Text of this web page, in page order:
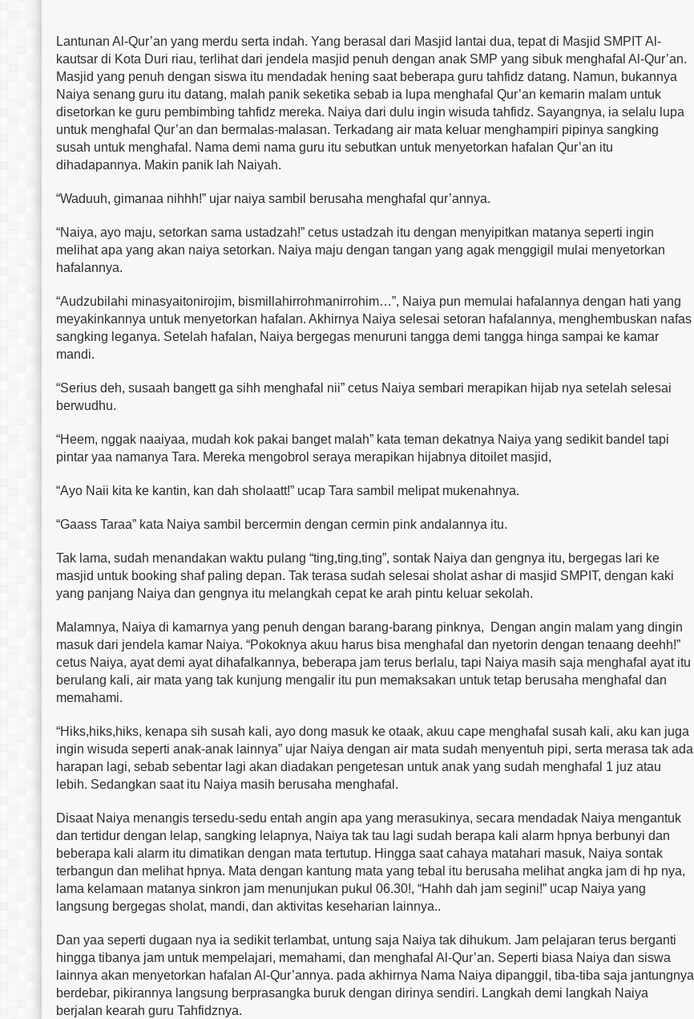
Lantunan Al-Qur’an yang merdu serta indah. Yang berasal dari Masjid lantai dua, tepat di Masjid SMPIT Al-
kautsar di Kota Duri riau, terlihat dari jendela masjid penuh dengan anak SMP yang sibuk menghafal Al-Qur’an.
Masjid yang penuh dengan siswa itu mendadak hening saat beberapa guru tahfidz datang. Namun, bukannya
Naiya senang guru itu datang, malah panik seketika sebab ia lupa menghafal Qur’an kemarin malam untuk
disetorkan ke guru pembimbing tahfidz mereka. Naiya dari dulu ingin wisuda tahfidz. Sayangnya, ia selalu lupa
untuk menghafal Qur’an dan bermalas-malasan. Terkadang air mata keluar menghampiri pipinya sangking
susah untuk menghafal. Nama demi nama guru itu sebutkan untuk menyetorkan hafalan Qur’an itu
dihadapannya. Makin panik lah Naiyah.
“Waduuh, gimanaa nihhh!” ujar naiya sambil berusaha menghafal qur’annya.
“Naiya, ayo maju, setorkan sama ustadzah!” cetus ustadzah itu dengan menyipitkan matanya seperti ingin
melihat apa yang akan naiya setorkan. Naiya maju dengan tangan yang agak menggigil mulai menyetorkan
hafalannya.
“Audzubilahi minasyaitonirojim, bismillahirrohmanirrohim…”, Naiya pun memulai hafalannya dengan hati yang
meyakinkannya untuk menyetorkan hafalan. Akhirnya Naiya selesai setoran hafalannya, menghembuskan nafas
sangking leganya. Setelah hafalan, Naiya bergegas menuruni tangga demi tangga hinga sampai ke kamar
mandi.
“Serius deh, susaah bangett ga sihh menghafal nii” cetus Naiya sembari merapikan hijab nya setelah selesai
berwudhu.
“Heem, nggak naaiyaa, mudah kok pakai banget malah” kata teman dekatnya Naiya yang sedikit bandel tapi
pintar yaa namanya Tara. Mereka mengobrol seraya merapikan hijabnya ditoilet masjid,
“Ayo Naii kita ke kantin, kan dah sholaatt!” ucap Tara sambil melipat mukenahnya.
“Gaass Taraa” kata Naiya sambil bercermin dengan cermin pink andalannya itu.
Tak lama, sudah menandakan waktu pulang “ting,ting,ting”, sontak Naiya dan gengnya itu, bergegas lari ke
masjid untuk booking shaf paling depan. Tak terasa sudah selesai sholat ashar di masjid SMPIT, dengan kaki
yang panjang Naiya dan gengnya itu melangkah cepat ke arah pintu keluar sekolah.
Malamnya, Naiya di kamarnya yang penuh dengan barang-barang pinknya, Dengan angin malam yang dingin
masuk dari jendela kamar Naiya. “Pokoknya akuu harus bisa menghafal dan nyetorin dengan tenaang deehh!”
cetus Naiya, ayat demi ayat dihafalkannya, beberapa jam terus berlalu, tapi Naiya masih saja menghafal ayat itu
berulang kali, air mata yang tak kunjung mengalir itu pun memaksakan untuk tetap berusaha menghafal dan
memahami.
“Hiks,hiks,hiks, kenapa sih susah kali, ayo dong masuk ke otaak, akuu cape menghafal susah kali, aku kan juga
ingin wisuda seperti anak-anak lainnya” ujar Naiya dengan air mata sudah menyentuh pipi, serta merasa tak ada
harapan lagi, sebab sebentar lagi akan diadakan pengetesan untuk anak yang sudah menghafal 1 juz atau
lebih. Sedangkan saat itu Naiya masih berusaha menghafal.
Disaat Naiya menangis tersedu-sedu entah angin apa yang merasukinya, secara mendadak Naiya mengantuk
dan tertidur dengan lelap, sangking lelapnya, Naiya tak tau lagi sudah berapa kali alarm hpnya berbunyi dan
beberapa kali alarm itu dimatikan dengan mata tertutup. Hingga saat cahaya matahari masuk, Naiya sontak
terbangun dan melihat hpnya. Mata dengan kantung mata yang tebal itu berusaha melihat angka jam di hp nya,
lama kelamaan matanya sinkron jam menunjukan pukul 06.30!, “Hahh dah jam segini!” ucap Naiya yang
langsung bergegas sholat, mandi, dan aktivitas keseharian lainnya..
Dan yaa seperti dugaan nya ia sedikit terlambat, untung saja Naiya tak dihukum. Jam pelajaran terus berganti
hingga tibanya jam untuk mempelajari, memahami, dan menghafal Al-Qur’an. Seperti biasa Naiya dan siswa
lainnya akan menyetorkan hafalan Al-Qur’annya. pada akhirnya Nama Naiya dipanggil, tiba-tiba saja jantungnya
berdebar, pikirannya langsung berprasangka buruk dengan dirinya sendiri. Langkah demi langkah Naiya
berjalan kearah guru Tahfidznya.